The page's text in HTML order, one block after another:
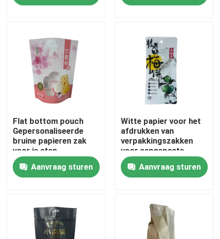
Fabrieksreis
Kwaliteitscontrole
Nieuws
Gevallen
Uitloop verpakkingstas
Flat bottom pouch
Gepersonaliseerde
bruine papieren zak
voor je eten
Aanvraag sturen
Witte papier voor het
afdrukken van
verpakkingszakken
voor aangepaste
kleuren
Aanvraag sturen